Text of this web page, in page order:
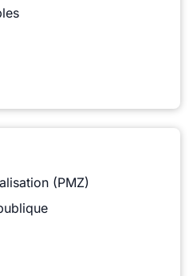
(PMZ)